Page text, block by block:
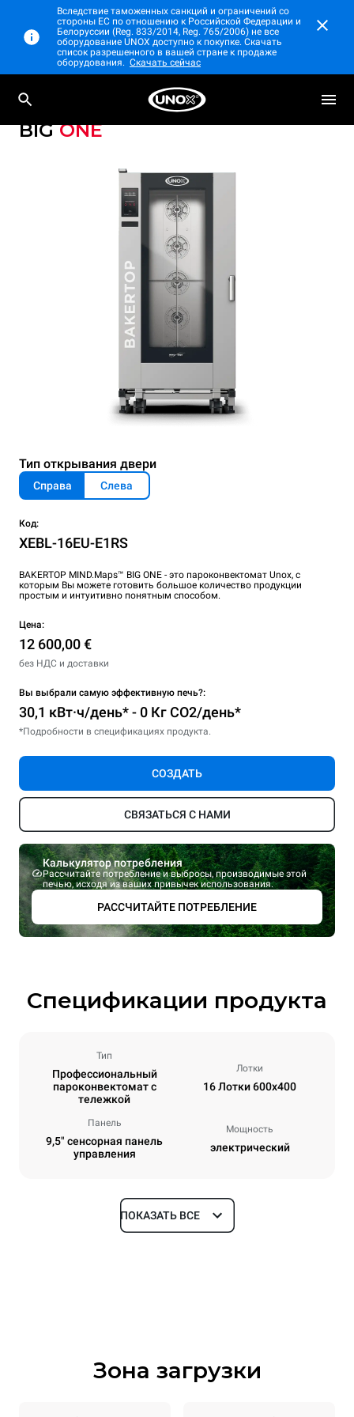
Вследствие таможенных санкций и ограничений со
стороны ЕС по отношению к Российской Федерации и
Белоруссии (Reg. 833/2014, Reg. 765/2006) не все
оборудование UNOX доступно к покупке. Скачать
список разрешенного в вашей стране к продаже
оборудования. Скачать сейчас
Профессиональный пароконвектомат с
тележкой
BAKERTOP MIND.Maps™
BIGONE
Тип открывания двери
Справа Слева
Код:
XEBL-16EU-E1RS
BAKERTOP MIND.Maps™ BIG ONE - это пароконвектомат Unox, с
которым Вы можете готовить большое количество продукции
простым и интуитивно понятным способом.
Цена:
12 600,00 €
без НДС и доставки
Вы выбрали самую эффективную печь?:
30,1 кВт·ч/день* - 0 Кг CO2/день*
*Подробности в спецификациях продукта.
СОЗДАТЬ
СВЯЗАТЬСЯ С НАМИ
Калькулятор потребления
Рассчитайте потребление и выбросы, производимые этой
печью, исходя из ваших привычек использования.
РАССЧИТАЙТЕ ПОТРЕБЛЕНИЕ
Спецификации продукта
Тип
Профессиональный
пароконвектомат с
тележкой
Лотки
16 Лотки 600x400
Панель
9,5" сенсорная панель
управления
Мощность
электрический
Размеры
Спецификации противней
ПОКАЗАТЬ ВСЕ
Зона загрузки